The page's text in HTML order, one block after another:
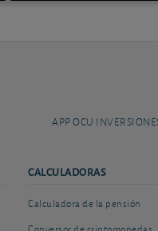
APP OCU
CALCULADORAS
Calculadora de la pensión